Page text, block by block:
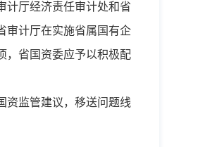
计厅经济责任审计处和省
审计厅在实施省属国有企
，省国资委应予以积极配
资监管建议，移送问题线